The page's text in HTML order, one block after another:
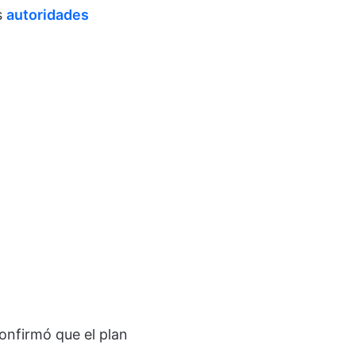
autoridades
que el plan